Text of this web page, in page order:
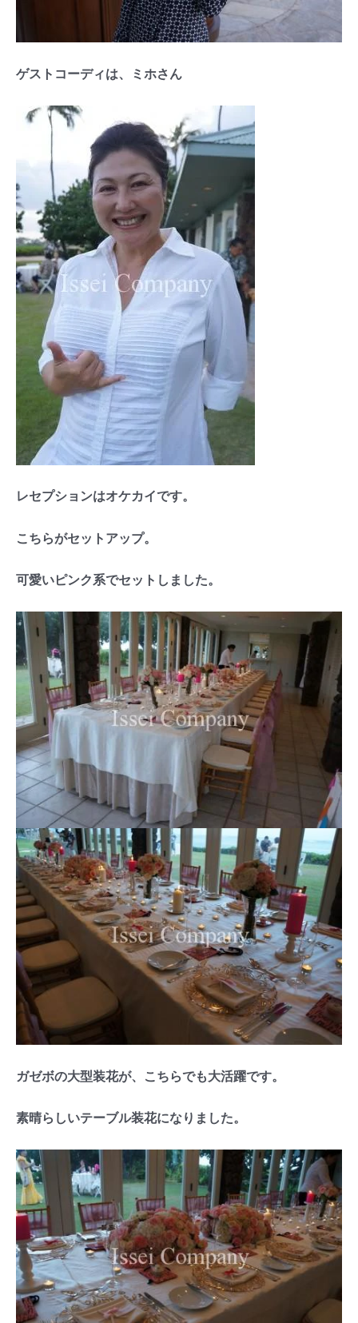
ゲストコーディは、ミホさん
レセプションはオケカイです。
こちらがセットアップ。
可愛いピンク系でセットしました。
ガゼボの大型装花が、こちらでも大活躍です。
素晴らしいテーブル装花になりました。